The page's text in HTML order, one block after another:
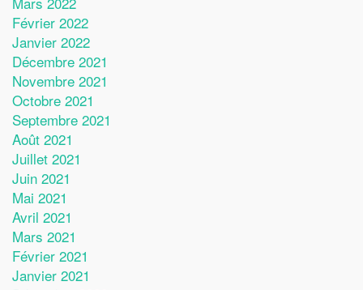
Février 2022
Janvier 2022
Décembre 2021
Novembre 2021
Octobre 2021
Septembre 2021
Août 2021
Juillet 2021
Juin 2021
Mai 2021
Avril 2021
Mars 2021
Février 2021
Janvier 2021